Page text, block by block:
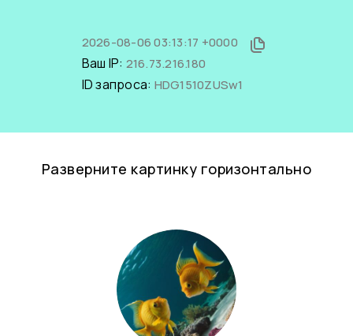
2026-08-06 03:13:17 +0000
Ваш IP: 216.73.216.180
ID запроса: HDG1510ZUSw1
Разверните картинку горизонтально